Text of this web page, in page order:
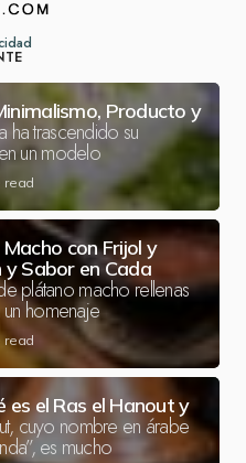
Producto y
ha trascendido su
un modelo
read
con Frijol y
y Sabor en Cada
plátano macho rellenas
homenaje
read
es el Ras el Hanout y
cuyo nombre en árabe
es mucho